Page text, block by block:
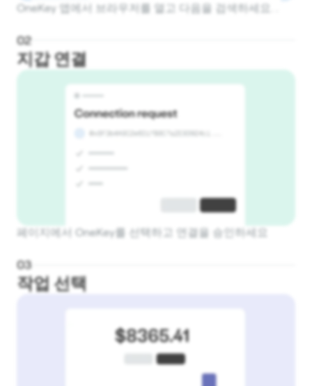
OneKey 앱에서 브라우저를 열고 다음을 검색하세요. .
02
지갑 연결
페이지에서 OneKey를 선택하고 연결을 승인하세요
03
작업 선택